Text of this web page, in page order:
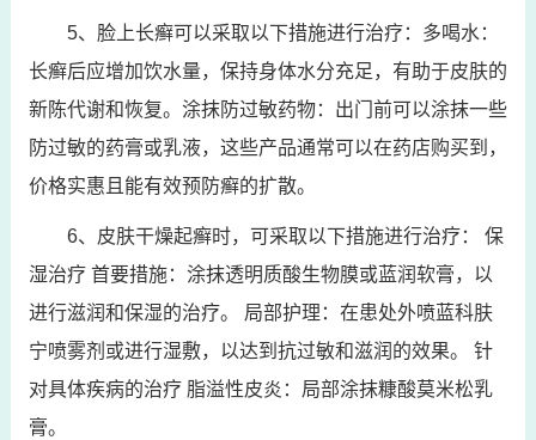
5、脸上长癣可以采取以下措施进行治疗：多喝水：
长癣后应增加饮水量，保持身体水分充足，有助于皮肤的
新陈代谢和恢复。涂抹防过敏药物：出门前可以涂抹一些
防过敏的药膏或乳液，这些产品通常可以在药店购买到，
价格实惠且能有效预防癣的扩散。
6、皮肤干燥起癣时，可采取以下措施进行治疗： 保
湿治疗 首要措施：涂抹透明质酸生物膜或蓝润软膏，以
进行滋润和保湿的治疗。 局部护理：在患处外喷蓝科肤
宁喷雾剂或进行湿敷，以达到抗过敏和滋润的效果。 针
对具体疾病的治疗 脂溢性皮炎：局部涂抹糠酸莫米松乳
膏。